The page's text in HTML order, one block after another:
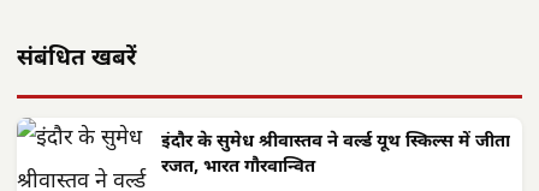
संबंधित खबरें
इंदौर के सुमेध श्रीवास्तव ने वर्ल्ड यूथ स्किल्स में जीता
रजत, भारत गौरवान्वित